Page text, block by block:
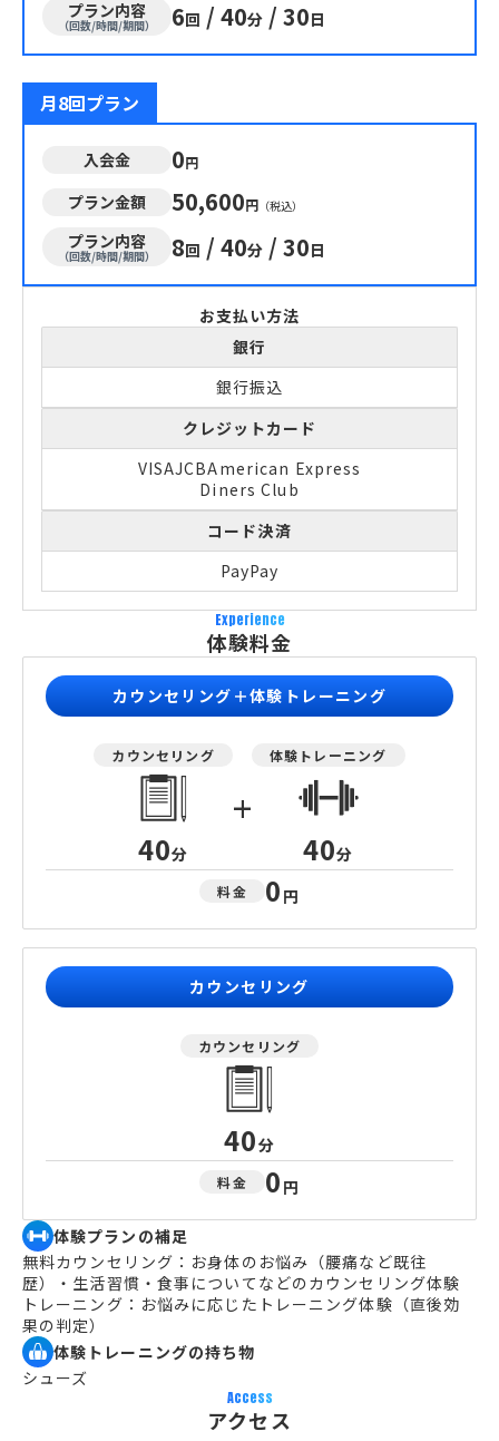
プラン内容
（回数/時間/期間） 6回 / 40分 / 30日
月8回プラン
入会金 0円
プラン金額 50,600円 （税込）
プラン内容
（回数/時間/期間） 8回 / 40分 / 30日
お支払い方法
銀行
銀行振込
クレジットカード
VISAJCBAmerican Express
Diners Club
コード決済
PayPay
Experience
体験料金
カウンセリング＋体験トレーニング
カウンセリング
40分
+
体験トレーニング
40分
料金 0 円
カウンセリング
カウンセリング
40分
料金 0 円
体験プランの補足
無料カウンセリング：お身体のお悩み（腰痛など既往
歴）・生活習慣・食事についてなどのカウンセリング体験
トレーニング：お悩みに応じたトレーニング体験（直後効
果の判定）
体験トレーニングの持ち物
シューズ
Access
アクセス